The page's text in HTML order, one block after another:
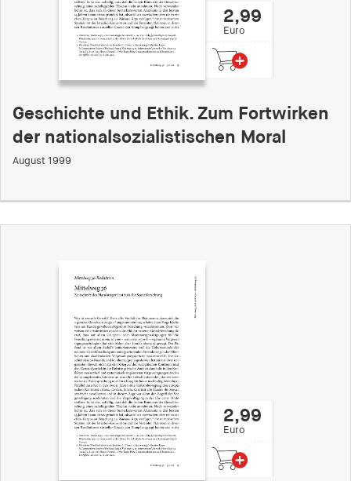
2,99
Euro
Geschichte und Ethik. Zum Fortwirken
der nationalsozialistischen Moral
August 1999
2,99
Euro